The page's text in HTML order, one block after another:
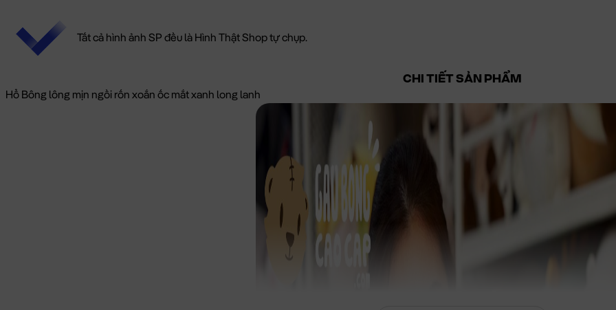
Tất cả hình ảnh SP đều là Hình Thật Shop tự chụp.
CHI TIẾT SẢN PHẨM
Hổ Bông lông mịn ngồi rốn xoắn ốc mắt xanh long lanh